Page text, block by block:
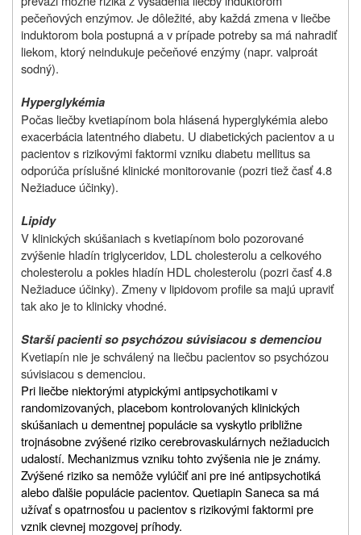
pečeňových enzýmov. Je dôležité, aby každá zmena v liečbe
induktorom bola postupná a v prípade potreby sa má nahradiť
liekom, ktorý neindukuje pečeňové enzýmy (napr. valproát
sodný).
Hyperglykémia
Počas liečby kvetiapínom bola hlásená hyperglykémia alebo
exacerbácia latentného diabetu. U diabetických pacientov a u
pacientov s rizikovými faktormi vzniku diabetu mellitus sa
odporúča príslušné klinické monitorovanie (pozri tiež časť 4.8
Nežiaduce účinky).
Lipidy
V klinických skúšaniach s kvetiapínom bolo pozorované
zvýšenie hladín triglyceridov, LDL cholesterolu a celkového
cholesterolu a pokles hladín HDL cholesterolu (pozri časť 4.8
Nežiaduce účinky). Zmeny v lipidovom profile sa majú upraviť
tak ako je to klinicky vhodné.
Starší pacienti so psychózou súvisiacou s demenciou
Kvetiapín nie je schválený na liečbu pacientov so psychózou
súvisiacou s demenciou.
Pri liečbe niektorými atypickými antipsychotikami v
randomizovaných, placebom kontrolovaných klinických
skúšaniach u dementnej populácie sa vyskytlo približne
trojnásobne zvýšené riziko cerebrovaskulárnych nežiaducich
udalostí. Mechanizmus vzniku tohto zvýšenia nie je známy.
Zvýšené riziko sa nemôže vylúčiť ani pre iné antipsychotiká
alebo ďalšie populácie pacientov. Quetiapin Saneca sa má
užívať s opatrnosťou u pacientov s rizikovými faktormipre
vznik cievnej mozgovej príhody.